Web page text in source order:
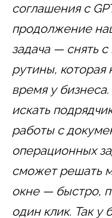
соглашения с
продолжение
задача — снять
рутины,
время у
искать
работы с
операционных
сможет решать
окне — быстро,
один клик. Так у